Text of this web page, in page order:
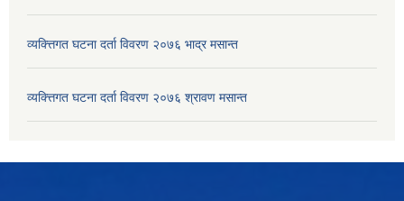
व्यक्त्तिगत घटना दर्ता विवरण २०७६ भाद्र मसान्त
व्यक्त्तिगत घटना दर्ता विवरण २०७६ श्रावण मसान्त